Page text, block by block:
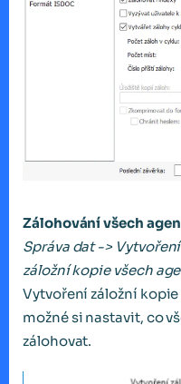
Zálohování všech
Správa dat ->
záložní kopie všech
Vytvoření záložní
možné si nastavit, co
zálohovat.